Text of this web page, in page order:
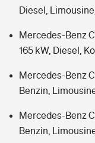
Diesel,
Mercedes-Benz
165 kW, Diesel,
Mercedes-Benz
Benzin,
Mercedes-Benz
Benzin,